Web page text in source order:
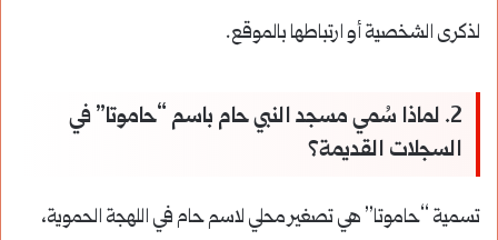
لذكرى الشخصية أو ارتباطها بالموقع.
2. لماذا سُمي مسجد النبي حام باسم “حاموتا” في
السجلات القديمة؟
تسمية “حاموتا” هي تصغير محلي لاسم حام في اللهجة الحموية،